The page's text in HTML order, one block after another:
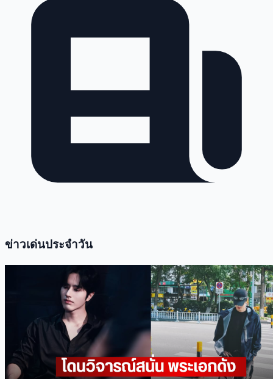
ข่าวเด่นประจำวัน